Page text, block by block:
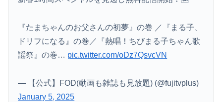
『たまちゃんのお父さんの初夢』の巻 ／『まる子、
ドリフになる』の巻／『熱唱！ちびまる子ちゃん歌
謡祭』の巻… pic.twitter.com/oDz7QsvcVN
— 【公式】FOD(動画も雑誌も見放題) (@fujitvplus)
January 5, 2025